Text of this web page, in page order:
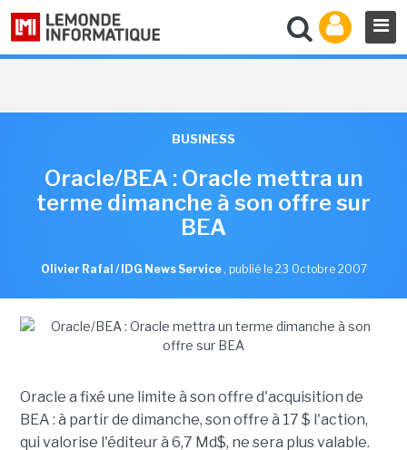
BUSINESS
Oracle/BEA : Oracle mettra un
terme dimanche à son offre sur
BEA
Olivier Rafal / IDG News Service , publié le 23 Octobre 2007
Oracle a fixé une limite à son offre d'acquisition de
BEA : à partir de dimanche, son offre à 17 $ l'action,
qui valorise l'éditeur à 6,7 Md$, ne sera plus valable.